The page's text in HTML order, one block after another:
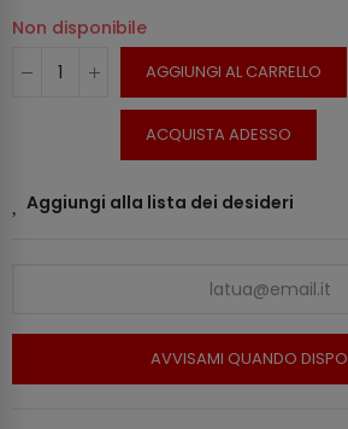
Non disponibile
AGGIUNGI AL CARRELLO
ACQUISTA ADESSO
Aggiungi alla lista dei desideri
AVVISAMI QUANDO